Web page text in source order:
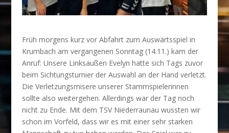
Früh morgens kurz vor Abfahrt zum Auswärtsspiel in
Krumbach am vergangenen Sonntag (14.11.) kam der
Anruf: Unsere Linksaußen Evelyn hatte sich Tags zuvor
beim Sichtungsturnier der Auswahl an der Hand verletzt.
Die Verletzungsmisere unserer Stammspielerinnen
sollte also weitergehen. Allerdings war der Tag noch
nicht zu Ende. Mit dem TSV Niederraunau wussten wir
schon im Vorfeld, dass wir es mit einer sehr starken